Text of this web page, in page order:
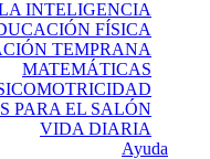
INTELIGENCIA
FÍSICA
TEMPRANA
MATEMÁTICAS
PARA EL SALÓN
VIDA DIARIA
Ayuda